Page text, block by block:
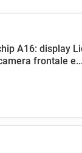
A16: display
frontale